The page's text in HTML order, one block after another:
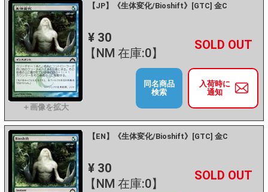
【JP】《生体変化/Bioshift》[GTC] 金C
¥ 30
【NM 在庫:0】
－ +
入荷時に
通知
同名商品
検索
【EN】《生体変化/Bioshift》[GTC] 金C
¥ 30
【NM 在庫:0】
－ +